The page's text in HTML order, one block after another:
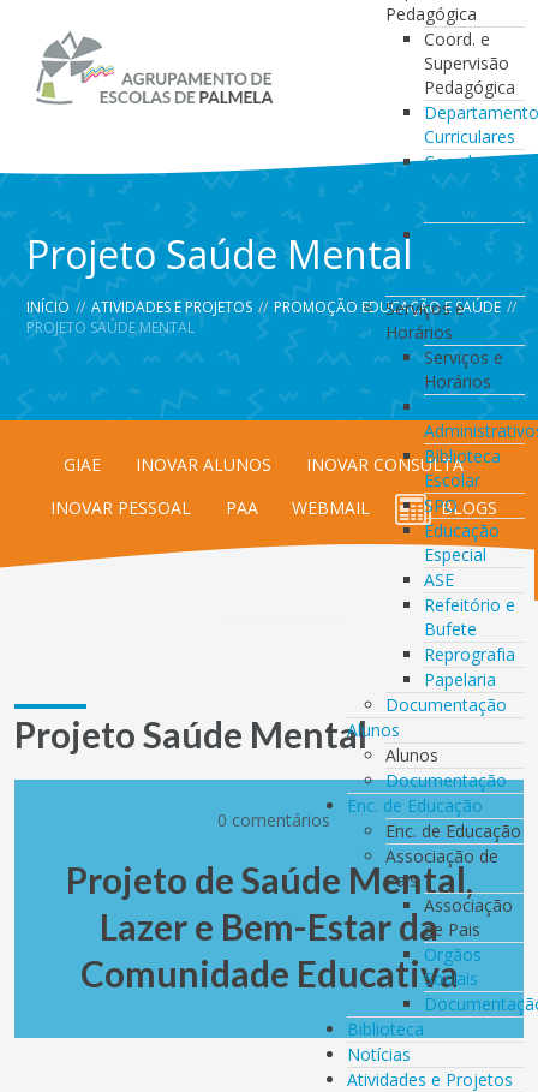
Pedagógica
Coord. e
Supervisão
Pedagógica
Curriculares
Coordenação
da Direção
de Turma
Coordenação
de
Serviços e
Horários
Serviços e
Horários
Serviços
Biblioteca
Escolar
SPO
Educação
Especial
ASE
Refeitório e
Bufete
Reprografia
Papelaria
Documentação
Alunos
Alunos
Documentação
Enc. de Educação
Enc. de Educação
Associação de
Pais
Associação
de Pais
Orgãos
Sociais
Biblioteca
Notícias
Atividades e Projetos
Projeto Saúde Mental
INÍCIO // ATIVIDADES E PROJETOS // PROMOÇÃO EDUCAÇÃO E SAÚDE //
PROJETO SAÚDE MENTAL
GIAE INOVAR ALUNOS
INOVAR CONSULTA
INOVAR PESSOAL
PAA WEBMAIL BLOGS
Projeto Saúde Mental
0 comentários
Projeto de Saúde Mental,
Lazer e Bem-Estar da
Comunidade Educativa